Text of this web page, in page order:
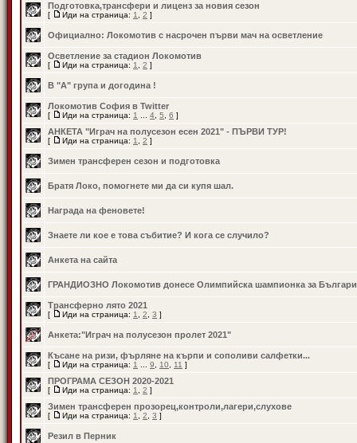
Подготовка,трансфери и лиценз за новия сезон
[ Иди на страница: 1 2 ]
Официално: Локомотив с насрочен първи мач на осветление
Осветление за стадион Локомотив
[ Иди на страница: 1 2 ]
В "А" група и догодина !
Локомотив София в Twitter
[ Иди на страница: 1 4 5 6 ]
АНКЕТА "Играч на полусезон есен 2021" - ПЪРВИ ТУР!
[ Иди на страница: 1 2 ]
Зимен трансферен сезон и подготовка
Братя Локо, помогнете ми да си купя шал.
Награда на феновете!
Знаете ли кое е това събитие? И кога се случило?
Анкета на сайта
ГРАНДИОЗНО Локомотив донесе Олимпийска шампионка за
Трансферно лято 2021
[ Иди на страница: 1 2 3 ]
Анкета:"Играч на полусезон пролет 2021"
Късане на ризи, фърляне на кърпи и сополиви салфетки...
[ Иди на страница: 1 9 10 11 ]
ПРОГРАМА СЕЗОН 2020-2021
[ Иди на страница: 1 2 ]
Зимен трансферен прозорец,контроли,лагери,слухове
[ Иди на страница: 1 2 3 ]
Резил в Перник